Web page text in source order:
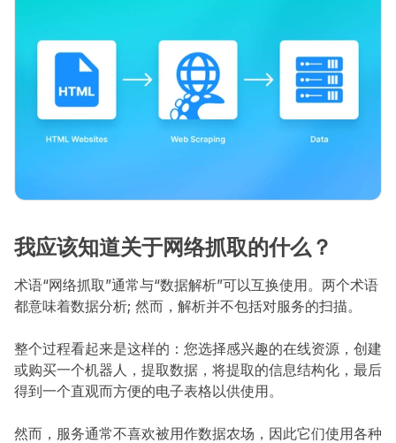
我应该知道关于网络抓取的什么？
术语“网络抓取”通常与“数据解析”可以互换使用。两个术语
都意味着数据分析; 然而，解析并不包括对服务的扫描。
整个过程看起来是这样的：您选择感兴趣的在线资源，创建
或购买一个机器人，提取数据，将提取的信息结构化，最后
得到一个直观而方便的电子表格以供使用。
然而，服务通常不喜欢被用作数据农场，因此它们使用各种